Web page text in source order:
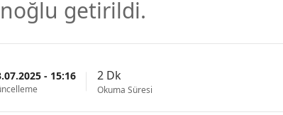
getirildi.
- 15:16 2 Dk
Okuma Süresi